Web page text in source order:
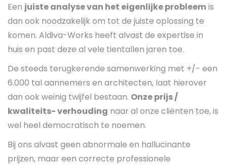
Een juiste analyse van het eigenlijke probleemis
dan ook noodzakelijk om tot de juiste oplossing te
komen. Aldiva-Works heeft alvast de expertise in
huis en past deze al vele tientallen jaren toe.
De steeds terugkerende samenwerking met +/- een
6.000 tal aannemers en architecten, laat hierover
dan ook weinig twijfel bestaan. Onze prijs /
kwaliteits- verhouding naar al onze cliënten toe, is
wel heel democratisch te noemen.
Bij ons alvast geen abnormale en hallucinante
prijzen, maar een correcte professionele